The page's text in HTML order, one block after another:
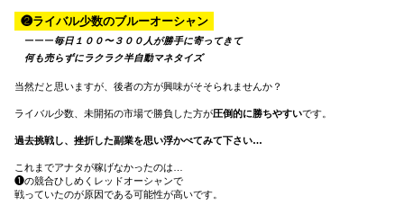
❷ライバル少数のブルーオーシャン
ーーー毎日１００〜３００人が勝手に寄ってきて
何も売らずにラクラク半自動マネタイズ
当然だと思いますが、後者の方が興味がそそられませんか？
ライバル少数、未開拓の市場で勝負した方が圧倒的に勝ちやすいです。
過去挑戦し、挫折した副業を思い浮かべてみて下さい…
これまでアナタが稼げなかったのは…
❶の競合ひしめくレッドオーシャンで
戦っていたのが原因である可能性が高いです。